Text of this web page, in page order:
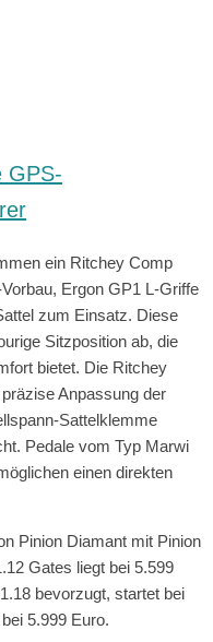
GPS-
ein Ritchey Comp
Ergon GP1 L-Griffe
zum Einsatz. Diese
Sitzposition ab, die
bietet. Die Ritchey
Anpassung der
Sattelklemme
Pedale vom Typ Marwi
einen direkten
Pinion Diamant mit Pinion
Gates liegt bei 5.599
bevorzugt, startet bei
5.999 Euro.